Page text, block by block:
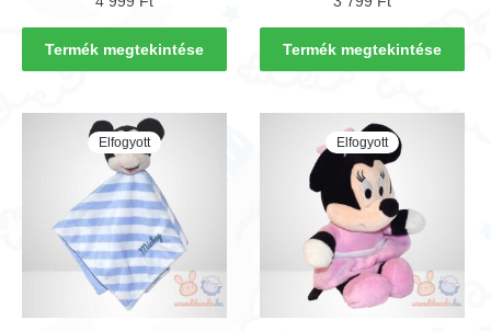
Termék megtekintése Termék megtekintése
Elfogyott Elfogyott